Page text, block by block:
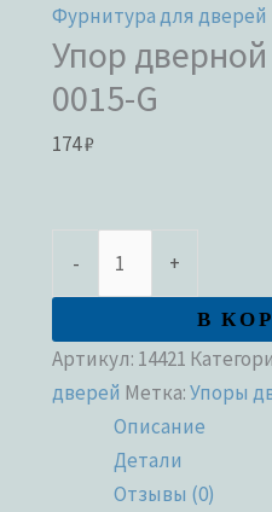
Фурнитура для дверей
Упор дверной
0015-G
174₽
- +
В
Артикул: 14421
дверей Метка:Упоры
Описание
Детали
Отзывы (0)